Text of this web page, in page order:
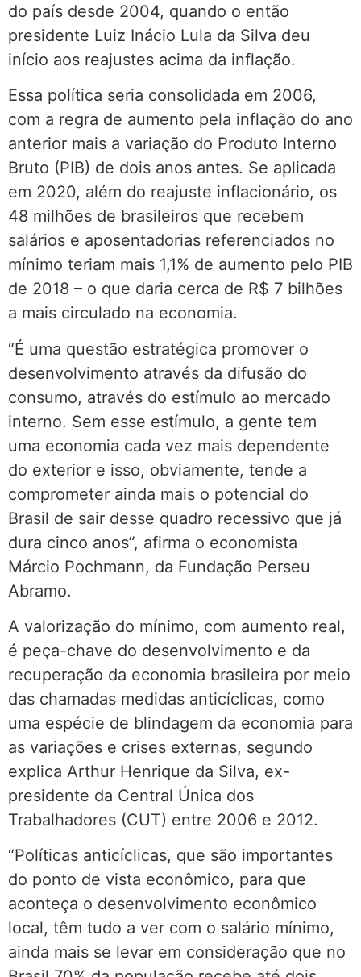
do país desde 2004, quando o então
presidente Luiz Inácio Lula da Silva deu
início aos reajustes acima da inflação.
Essa política seria consolidada em 2006,
com a regra de aumento pela inflação do ano
anterior mais a variação do Produto Interno
Bruto (PIB) de dois anos antes. Se aplicada
em 2020, além do reajuste inflacionário, os
48 milhões de brasileiros que recebem
salários e aposentadorias referenciados no
mínimo teriam mais 1,1% de aumento pelo PIB
de 2018 – o que daria cerca de R$ 7 bilhões
a mais circulado na economia.
“É uma questão estratégica promover o
desenvolvimento através da difusão do
consumo, através do estímulo ao mercado
interno. Sem esse estímulo, a gente tem
uma economia cada vez mais dependente
do exterior e isso, obviamente, tende a
comprometer ainda mais o potencial do
Brasil de sair desse quadro recessivo que já
dura cinco anos”, afirma o economista
Márcio Pochmann, da Fundação Perseu
Abramo.
A valorização do mínimo, com aumento real,
é peça-chave do desenvolvimento e da
recuperação da economia brasileira por meio
das chamadas medidas anticíclicas, como
uma espécie de blindagem da economia para
as variações e crises externas, segundo
explica Arthur Henrique da Silva, ex-
presidente da Central Única dos
Trabalhadores (CUT) entre 2006 e 2012.
“Políticas anticíclicas, que são importantes
do ponto de vista econômico, para que
aconteça o desenvolvimento econômico
local, têm tudo a ver com o salário mínimo,
ainda mais se levar em consideração que no